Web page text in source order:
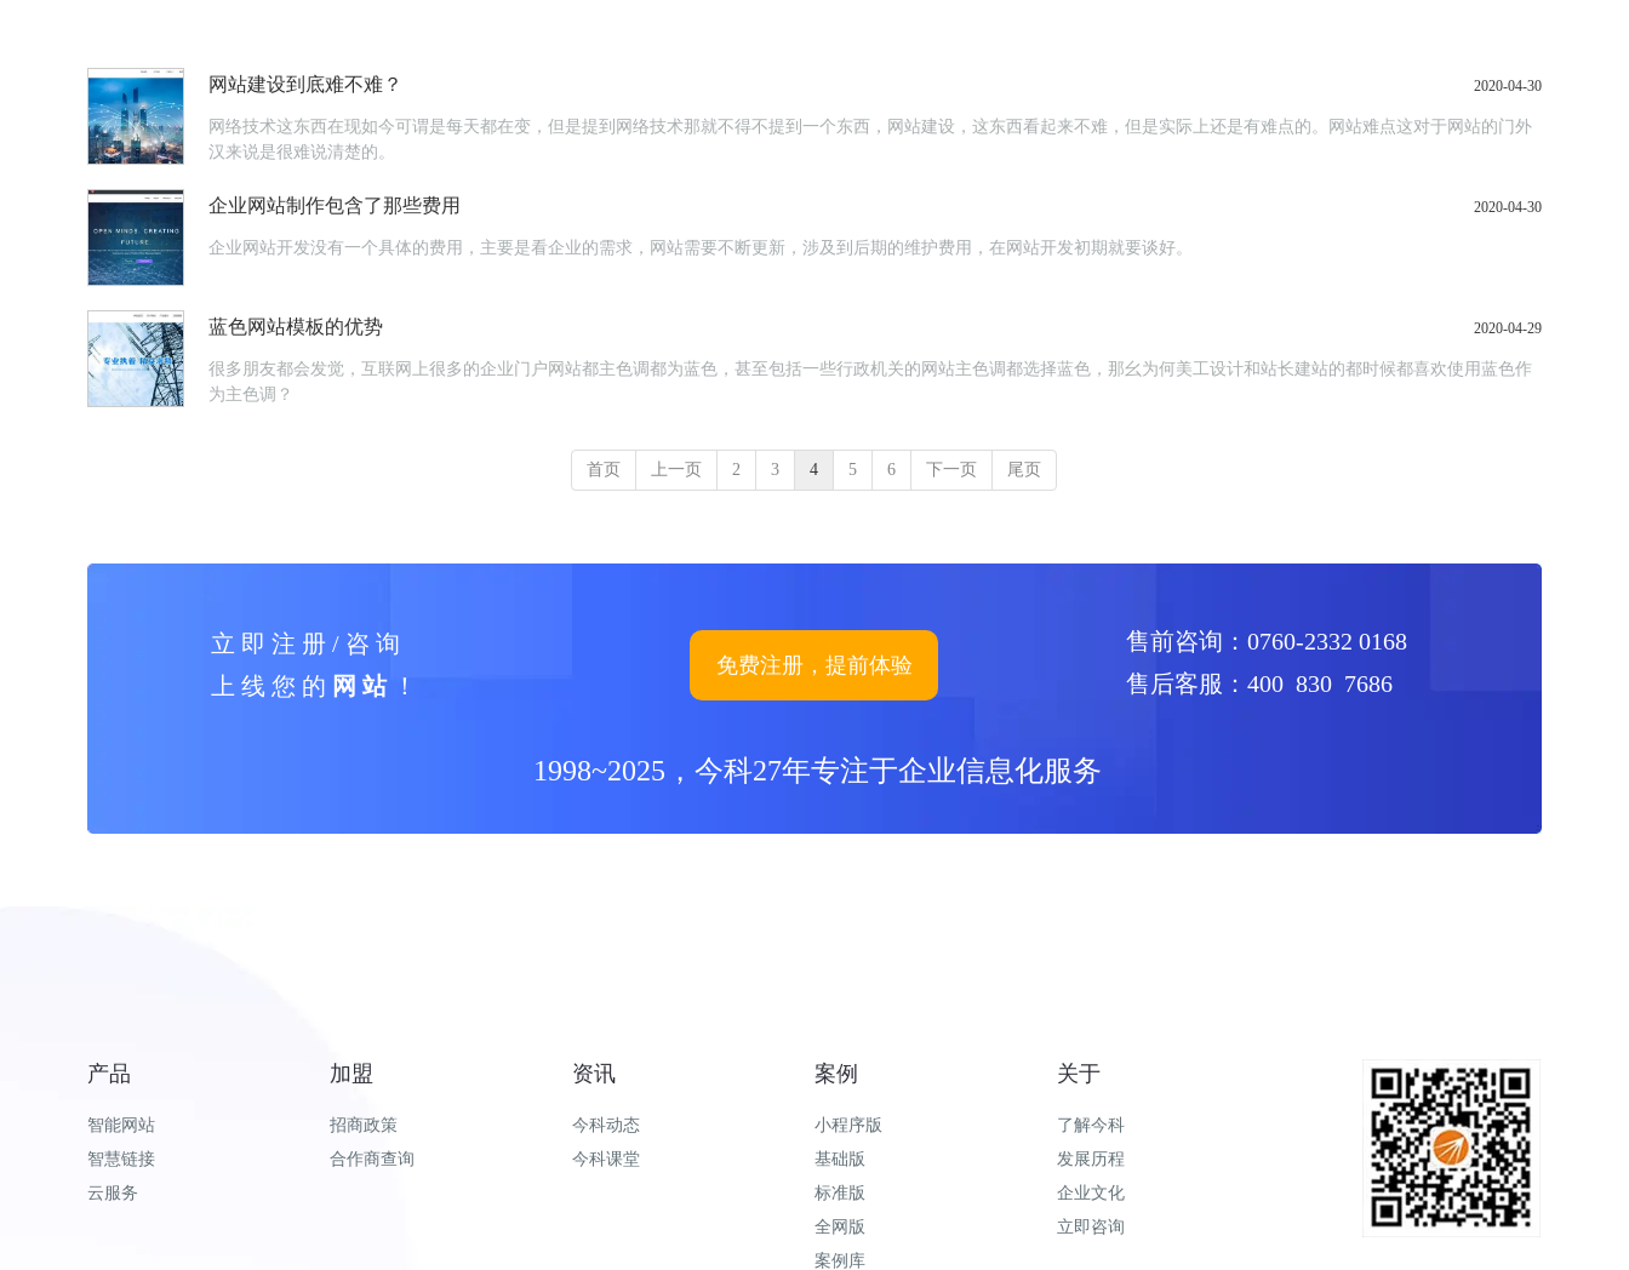
网站建设到底难不难？ 2020-04-30
网络技术这东西在现如今可谓是每天都在变，但是提到网络技术那就不得不提到一个东西，网站建设，这东西看起来不难，但是实际上还是有难点的。网站难点这对于网站的门外
汉来说是很难说清楚的。
企业网站制作包含了那些费用 2020-04-30
企业网站开发没有一个具体的费用，主要是看企业的需求，网站需要不断更新，涉及到后期的维护费用，在网站开发初期就要谈好。
蓝色网站模板的优势 2020-04-29
很多朋友都会发觉，互联网上很多的企业门户网站都主色调都为蓝色，甚至包括一些行政机关的网站主色调都选择蓝色，那幺为何美工设计和站长建站的都时候都喜欢使用蓝色作
为主色调？
首页 上一页 2 3 4 5 6 下一页 尾页
售前咨询：0760-2332 0168
售后客服：400 830 7686
1998~2025，今科27年专注于企业信息化服务
立 即 注 册 / 咨 询
上 线 您 的 网 站！
免费注册，提前体验
产品
智能网站
智慧链接
云服务
加盟
招商政策
合作商查询
资讯
今科动态
今科课堂
案例
小程序版
基础版
标准版
全网版
案例库
关于
了解今科
发展历程
企业文化
立即咨询